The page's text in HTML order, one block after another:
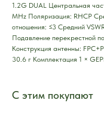
1.2G DUAL Центральная
MHz Поляризация: RHCP
отношения: ≤3 Средний
Подавление перекрестной
Конструкция антенны:
30.6 г Комплектация 1 ×
С этим покупают